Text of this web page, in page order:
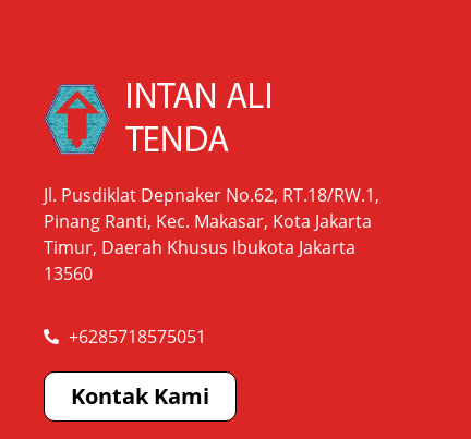
Jl. Pusdiklat Depnaker No.62, RT.18/RW.1,
Pinang Ranti, Kec. Makasar, Kota Jakarta
Timur, Daerah Khusus Ibukota Jakarta
13560
+6285718575051
Kontak Kami